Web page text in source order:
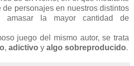
personajes en nuestros distintos
amasar la mayor cantidad de
juego del mismo autor, se trata
, adictivo y algo sobreproducido.